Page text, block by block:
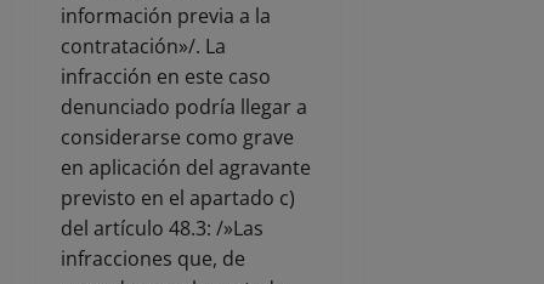
información previa a la
contratación»/. La
infracción en este caso
denunciado podría llegar a
considerarse como grave
en aplicación del agravante
previsto en el apartado c)
del artículo 48.3: /»Las
infracciones que, de